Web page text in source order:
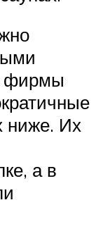
фирмы
ниже. Их
а в